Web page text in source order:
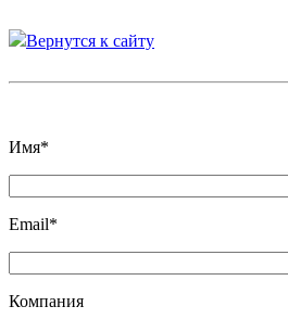
Вернутся к сайту
Имя*
Email*
Компания